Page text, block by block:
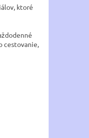
ktoré
cestovanie,